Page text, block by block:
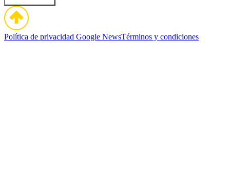
Política de privacidad Google NewsTérminos y condiciones